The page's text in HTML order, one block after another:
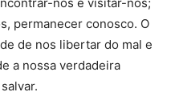
permanecer conosco. O
de nos libertar do mal e
a nossa verdadeira